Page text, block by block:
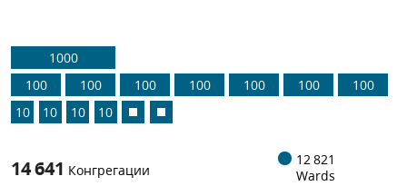
1000
100
100 100 100 100 100
100
10
10 10 10
14 641 Конгрегации
12 821
Wards